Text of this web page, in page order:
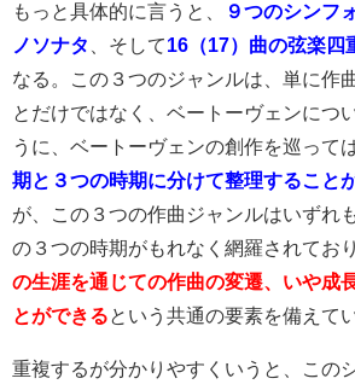
もっと具体的に言うと、 ９つのシンフ
ノソナタ
、そして16（17）曲の弦楽四
なる。この３つのジャンルは、単に作
とだけではなく、ベートーヴェンにつ
うに、ベートーヴェンの創作を巡っては
期と３つの時期に分けて整理すること
が、この３つの作曲ジャンルはいずれ
の３つの時期がもれなく網羅されており
の生涯を通じての作曲の変遷、いや成
とができる という共通の要素を備えて
重複するが分かりやすくいうと、この